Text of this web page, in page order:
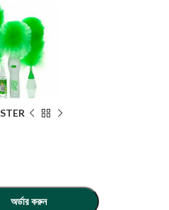
অর্ডার করুন